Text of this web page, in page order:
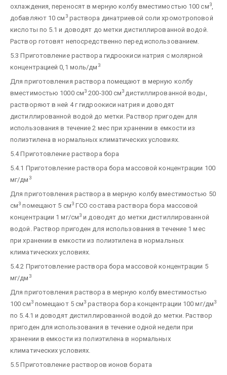
охлаждения, переносят в мерную колбу вместимостью 100 см3,
добавляют 10 см3раствора динатриевой соли хромотроповой
кислоты по 5.1 и доводят до метки дистиллированной водой.
Раствор готовят непосредственно перед использованием.
5.3 Приготовление раствора гидроокиси натрия с молярной
концентрацией 0,1 моль/дм3
Для приготовления раствора помещают в мерную колбу
вместимостью 1000 см3 200-300 см3 дистиллированной воды,
растворяют в ней 4 г гидроокиси натрия и доводят
дистиллированной водой до метки. Раствор пригоден для
использования в течение 2 мес при хранении в емкости из
полиэтилена в нормальных климатических условиях.
5.4 Приготовление раствора бора
5.4.1 Приготовление раствора бора массовой концентрации 100
мг/дм3
Для приготовления раствора в мерную колбу вместимостью 50
см3 помещают 5 см3ГСО состава раствора бора массовой
концентрации 1 мг/см3 и доводят до метки дистиллированной
водой. Раствор пригоден для использования в течение 1 мес
при хранении в емкости из полиэтилена в нормальных
климатических условиях.
5.4.2 Приготовление раствора бора массовой концентрации 5
мг/дм3
Для приготовления раствора в мерную колбу вместимостью
100 см3помещают 5 см3 раствора бора концентрации 100 мг/дм3
по 5.4.1 и доводят дистиллированной водой до метки. Раствор
пригоден для использования в течение одной недели при
хранении в емкости из полиэтилена в нормальных
климатических условиях.
5.5 Приготовление растворов ионов бората